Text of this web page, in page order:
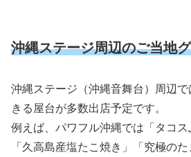
沖縄ステージ周辺のご当地
沖縄ステージ（沖縄音舞台）周辺
きる屋台が多数出店予定です。
例えば、パワフル沖縄では「タコ
「久高島産塩たこ焼き」「究極の